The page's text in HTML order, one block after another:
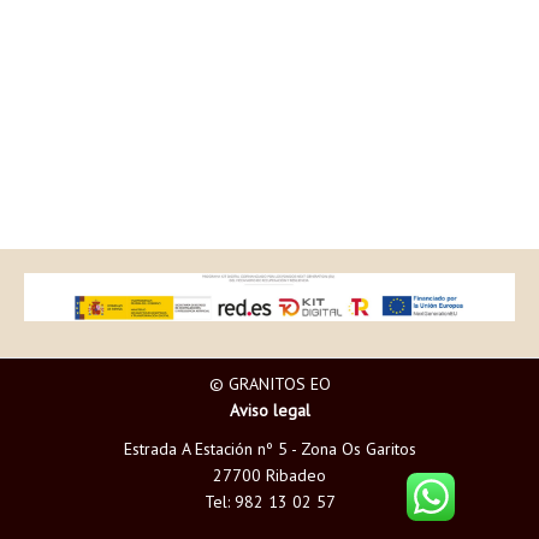
© GRANITOS EO
Aviso legal
Estrada A Estación nº 5 - Zona Os Garitos
27700 Ribadeo
Tel: 982 13 02 57